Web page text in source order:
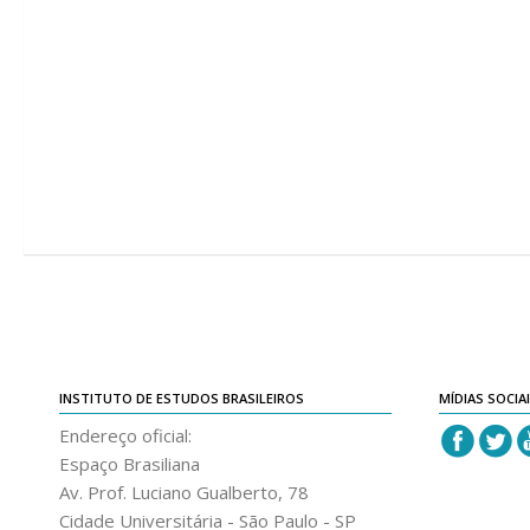
INSTITUTO DE ESTUDOS BRASILEIROS
Endereço oficial:
Espaço Brasiliana
Av. Prof. Luciano Gualberto, 78
Cidade Universitária - São Paulo - SP
MÍDIAS